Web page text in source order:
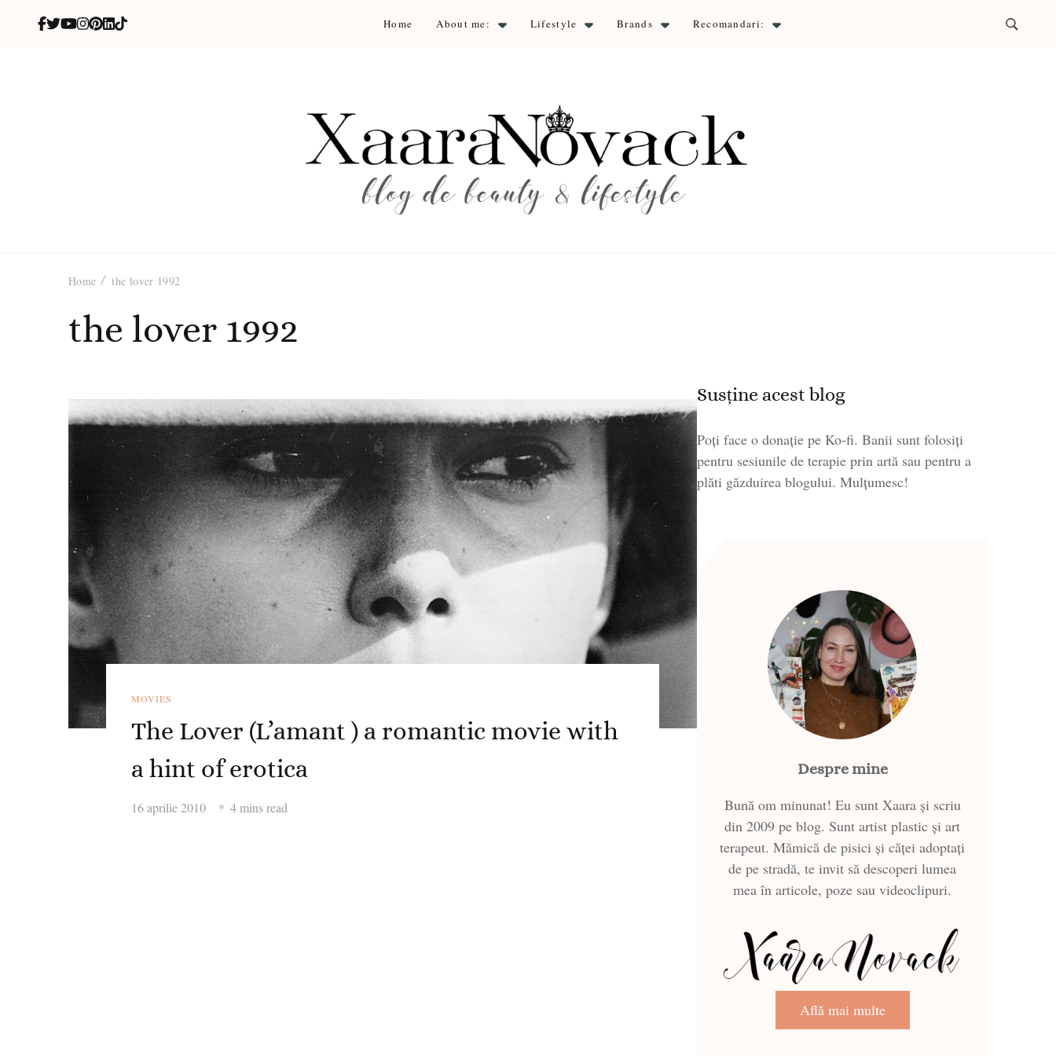
Home About me: Lifestyle Brands Recomandari:
Home the lover 1992
the lover 1992
MOVIES
The Lover (L’amant ) a romantic movie with
a hint of erotica
16 aprilie 2010 4 mins read
Susține acest blog
Poți face o donație pe Ko-fi. Banii sunt folosiți
pentru sesiunile de terapie prin artă sau pentru a
plăti găzduirea blogului. Mulțumesc!
Despre mine
Bună om minunat! Eu sunt Xaara și scriu
din 2009 pe blog. Sunt artist plastic și art
terapeut. Mămică de pisici și căței adoptați
de pe stradă, te invit să descoperi lumea
mea în articole, poze sau videoclipuri.
Află mai multe